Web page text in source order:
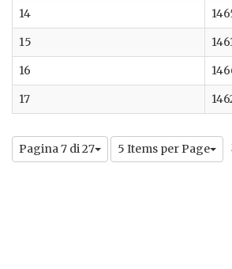
14
15
16
17
Pagina 7 di 27 5 Items per Page